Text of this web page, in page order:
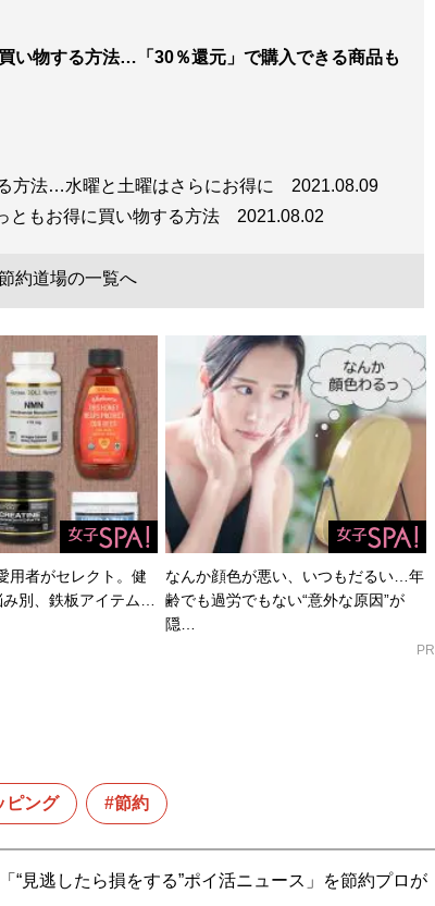
い物する方法…「30％還元」で購入できる商品も
方法…水曜と土曜はさらにお得に 2021.08.09
ともお得に買い物する方法 2021.08.02
約道場の一覧へ
用者がセレクト。健
別、鉄板アイテム…
なんか顔色が悪い、いつもだるい…年
齢でも過労でもない“意外な原因”が
隠…
PR
ピング 節約
“見逃したら損をする”ポイ活ニュース」を節約プロが